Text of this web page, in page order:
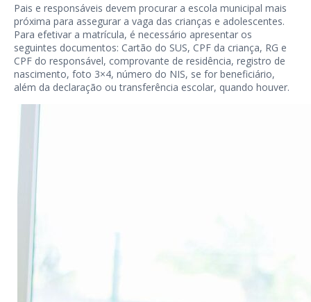
Pais e responsáveis devem procurar a escola municipal mais
próxima para assegurar a vaga das crianças e adolescentes.
Para efetivar a matrícula, é necessário apresentar os
seguintes documentos: Cartão do SUS, CPF da criança, RG e
CPF do responsável, comprovante de residência, registro de
nascimento, foto 3×4, número do NIS, se for beneficiário,
além da declaração ou transferência escolar, quando houver.